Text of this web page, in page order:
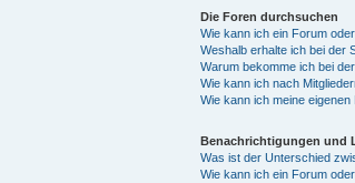
Die Foren durchsuchen
Wie kann ich ein Forum
Weshalb erhalte ich bei der
Warum bekomme ich bei
Wie kann ich nach
Wie kann ich meine
Benachrichtigungen und
Was ist der Unterschied
Wie kann ich ein Forum